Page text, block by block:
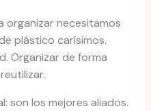
organizar necesitamos
plástico carísimos.
Organizar de forma
son los mejores aliados.